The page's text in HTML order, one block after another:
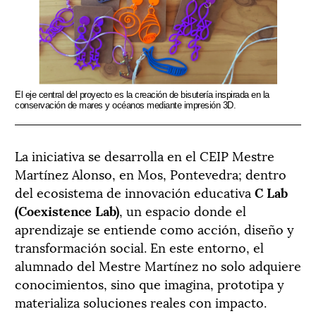
El eje central del proyecto es la creación de bisutería inspirada en la
conservación de mares y océanos mediante impresión 3D.
La iniciativa se desarrolla en el CEIP Mestre
Martínez Alonso, en Mos, Pontevedra; dentro
del ecosistema de innovación educativa C Lab
(Coexistence Lab), un espacio donde el
aprendizaje se entiende como acción, diseño y
transformación social. En este entorno, el
alumnado del Mestre Martínez no solo adquiere
conocimientos, sino que imagina, prototipa y
materializa soluciones reales con impacto.